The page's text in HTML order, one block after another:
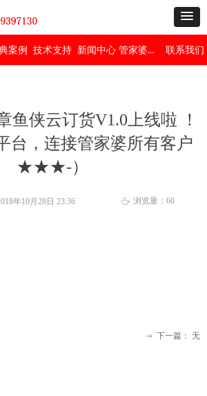
案例 技术支持 新闻中心 管家婆免费版 联系我们
鱼侠云订货V1.0上线啦 ！
台，连接管家婆所有客户
★★★-）
年10月28日 23:36 ꄘ 浏览量： 60
ꁹ 下一篇： 无